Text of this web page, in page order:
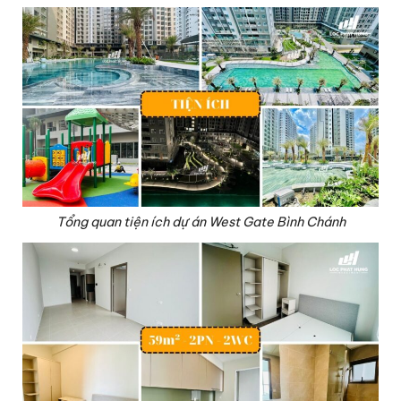
Tổng quan tiện ích dự án West Gate Bình Chánh